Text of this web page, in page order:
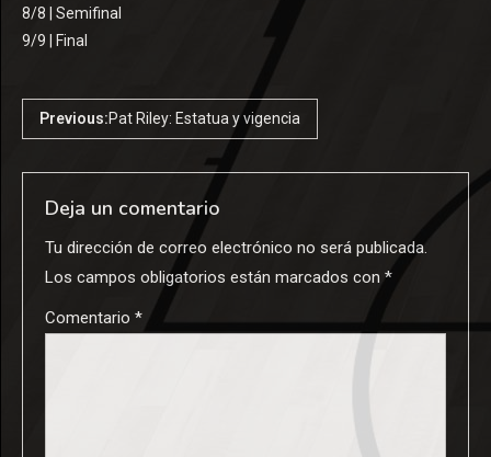
8/8 | Semifinal
9/9 | Final
Previous:Pat Riley: Estatua y vigencia
Deja un comentario
Tu dirección de correo electrónico no será publicada.
Los campos obligatorios están marcados con *
Comentario *